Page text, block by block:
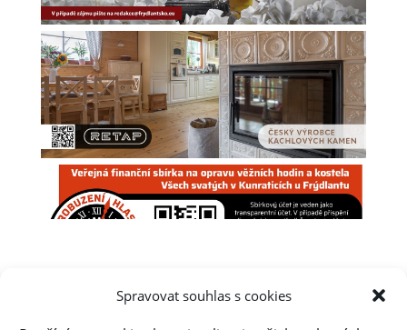
Spravovat souhlas s cookies